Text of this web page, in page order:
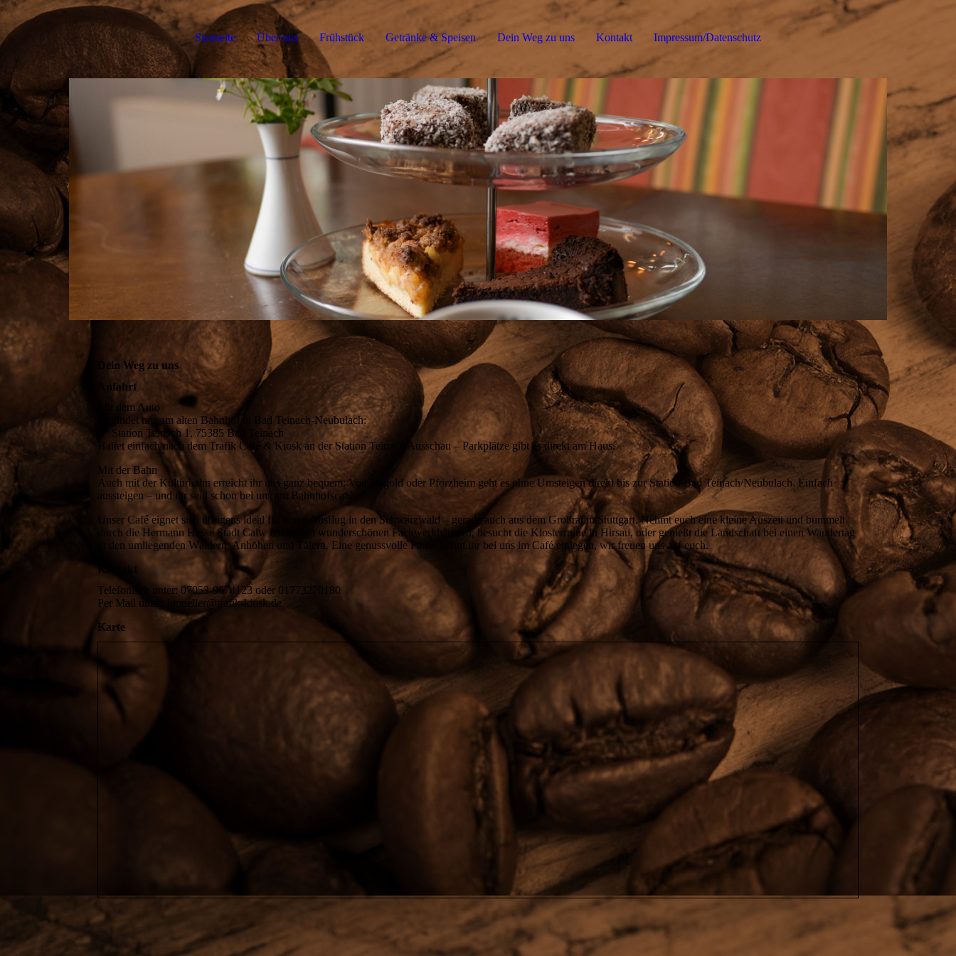
Startseite Über uns Frühstück Getränke & Speisen Dein Weg zu uns Kontakt Impressum/Datenschutz
Dein Weg zu uns
Anfahrt
Mit dem Auto
Ihr findet uns am alten Bahnhof in Bad Teinach-Neubulach:
📍 Station Teinach 1, 75385 Bad Teinach
Haltet einfach nach dem Trafik Café & Kiosk an der Station Teinach Ausschau – Parkplätze gibt es direkt am Haus.
Mit der Bahn
Auch mit der Kulturbahn erreicht ihr uns ganz bequem: Von Nagold oder Pforzheim geht es ohne Umsteigen direkt bis zur Station Bad Teinach/Neubulach. Einfach
aussteigen – und ihr seid schon bei uns am Bahnhofscafé.
Unser Café eignet sich übrigens ideal für einen Ausflug in den Schwarzwald – gerade auch aus dem Großraum Stuttgart. Nehmt euch eine kleine Auszeit und bummelt
durch die Hermann Hesse Stadt Calw mit seinen wunderschönen Fachwerkhäusern, besucht die Klosterruine in Hirsau, oder genießt die Landschaft bei einen Wandertag
in den umliegenden Wäldern, Anhöhen und Tälern. Eine genussvolle Pause könnt ihr bei uns im Café einlegen, wir freuen uns auf euch.
Kontakt
Telefonisch unter: 07053-9674123 oder 01773270180
Per Mail unter: j.mueller@trafik-kiosk.de
Karte